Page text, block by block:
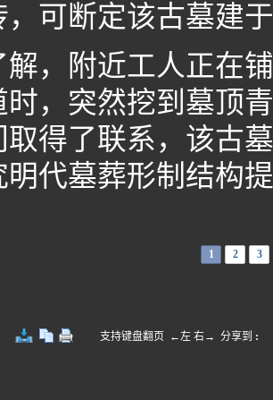
，可断定该古墓建
附近工人正在铺
时，突然挖到墓顶
取得了联系，该古
明代墓葬形制结构
1 2 3
支持键盘翻页 ←左 右→ 分享到 :